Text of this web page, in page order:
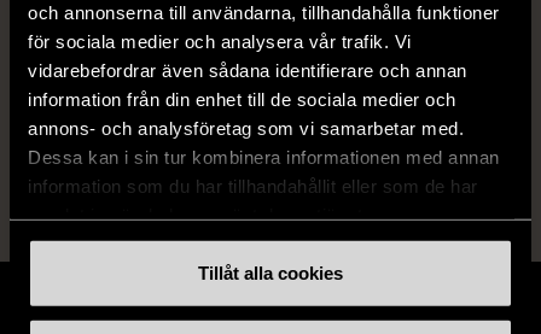
och annonserna till användarna, tillhandahålla funktioner
för sociala medier och analysera vår trafik. Vi
vidarebefordrar även sådana identifierare och annan
information från din enhet till de sociala medier och
annons- och analysföretag som vi samarbetar med.
Dessa kan i sin tur kombinera informationen med annan
information som du har tillhandahållit eller som de har
Tillåt alla cookies
Produkten är sparsamt använd, är av fin
kvalitet och ska inte ha några skador eller
förslitningar.
Läs mer om hur vi bedömer